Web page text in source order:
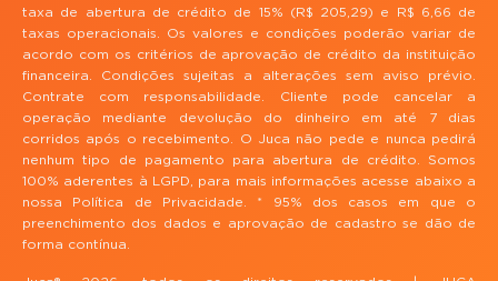
taxa de abertura de crédito de 15% (R$ 205,29) e R$ 6,66 de
taxas operacionais. Os valores e condições poderão variar de
acordo com os critérios de aprovação de crédito da instituição
financeira. Condições sujeitas a alterações sem aviso prévio.
Contrate com responsabilidade. Cliente pode cancelar a
operação mediante devolução do dinheiro em até 7 dias
corridos após o recebimento. O Juca não pede e nunca pedirá
nenhum tipo de pagamento para abertura de crédito. Somos
100% aderentes à LGPD, para mais informações acesse abaixo a
nossa Política de Privacidade. * 95% dos casos em que o
preenchimento dos dados e aprovação de cadastro se dão de
forma contínua.